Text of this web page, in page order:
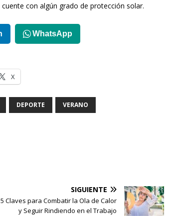
con algún grado de protección solar.
WhatsApp
X
DEPORTE VERANO
SIGUIENTE
5 Claves para Combatir la Ola de Calor
y Seguir Rindiendo en el Trabajo